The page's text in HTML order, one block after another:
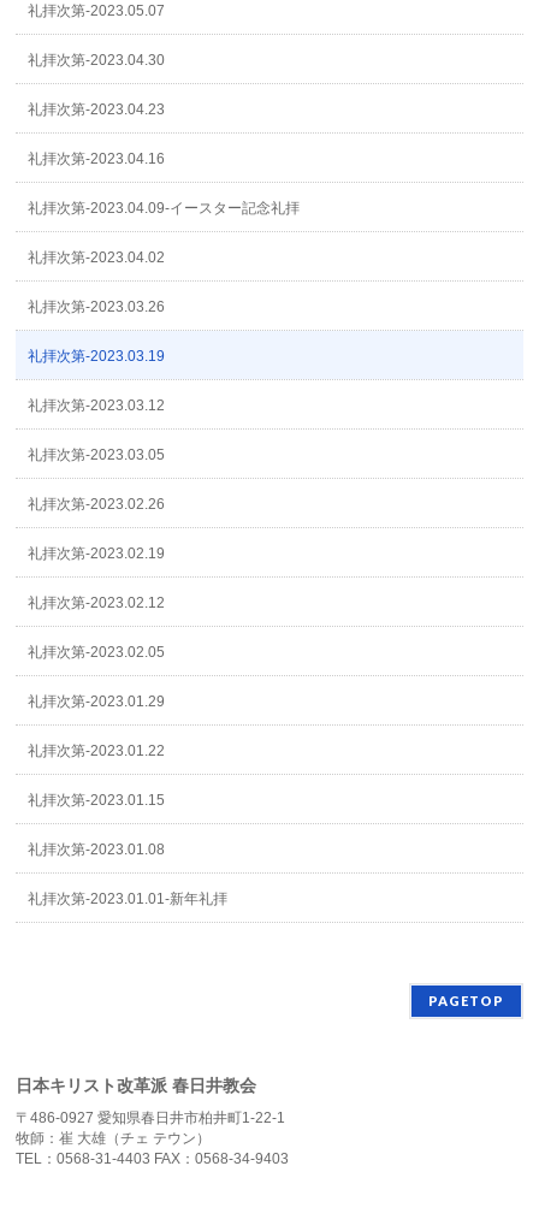
礼拝次第-2023.05.07
礼拝次第-2023.04.30
礼拝次第-2023.04.23
礼拝次第-2023.04.16
礼拝次第-2023.04.09-イースター記念礼拝
礼拝次第-2023.04.02
礼拝次第-2023.03.26
礼拝次第-2023.03.19
礼拝次第-2023.03.12
礼拝次第-2023.03.05
礼拝次第-2023.02.26
礼拝次第-2023.02.19
礼拝次第-2023.02.12
礼拝次第-2023.02.05
礼拝次第-2023.01.29
礼拝次第-2023.01.22
礼拝次第-2023.01.15
礼拝次第-2023.01.08
礼拝次第-2023.01.01-新年礼拝
PAGETOP
日本キリスト改革派 春日井教会
〒486-0927 愛知県春日井市柏井町1-22-1
牧師：崔 大雄（チェ テウン）
TEL：0568-31-4403 FAX：0568-34-9403